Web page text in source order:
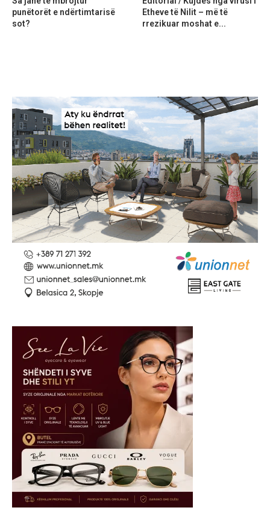
punëtorët e ndërtimtarisë
sot?
Etheve të Nilit – më të
rrezikuar moshat e...